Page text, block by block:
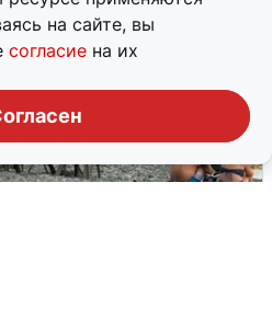
на сайте, вы
согласие на их